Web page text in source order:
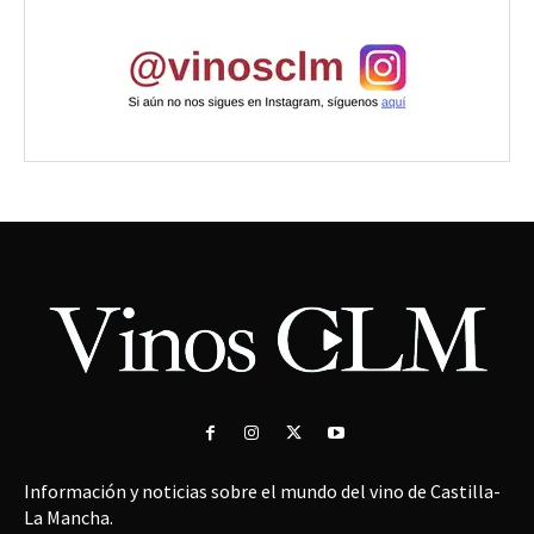
Información y noticias sobre el mundo del vino de Castilla-
La Mancha.